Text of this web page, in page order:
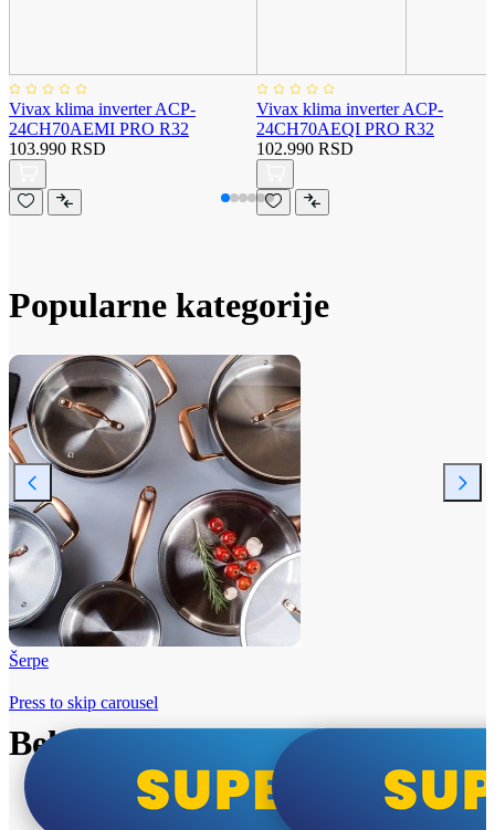
Vivax klima inverter ACP-
24CH70AEMI PRO R32
103.990 RSD
Vivax klima inverter ACP-
24CH70AEQI PRO R32
102.990 RSD
Popularne kategorije
Šerpe
Beko i Tesla super cene
Press to skip carousel